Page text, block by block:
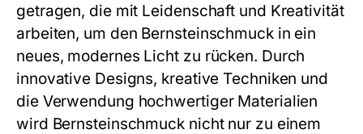
getragen, die mit Leidenschaft und Kreativität
arbeiten, um den Bernsteinschmuckin ein
neues, modernes Licht zu rücken. Durch
innovative Designs, kreative Techniken und
die Verwendung hochwertiger Materialien
wird Bernsteinschmuck nicht nur zu einem